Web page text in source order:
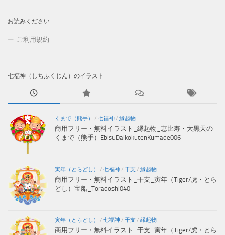
お読みください
ご利用規約
七福神（しちふくじん）のイラスト
くまで（熊手） / 七福神/ 縁起物
商用フリー・無料イラスト_縁起物_恵比寿・大黒天の
くまで（熊手）EbisuDaikokutenKumade006
寅年（とらどし） / 七福神/ 干支 / 縁起物
商用フリー・無料イラスト_干支_寅年（Tiger/虎・とら
どし）宝船_Toradoshi040
寅年（とらどし） / 七福神/ 干支 / 縁起物
商用フリー・無料イラスト_干支_寅年（Tiger/虎・とら